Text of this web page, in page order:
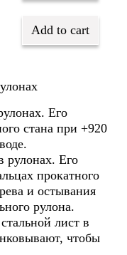
Add to cart
Его
стана при +920
рулонах. Его
прокатного
и остывания
рулона.
лист в
чтобы